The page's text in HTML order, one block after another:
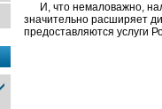
И, что немаловажно,
значительно расширяет
предоставляются услуги